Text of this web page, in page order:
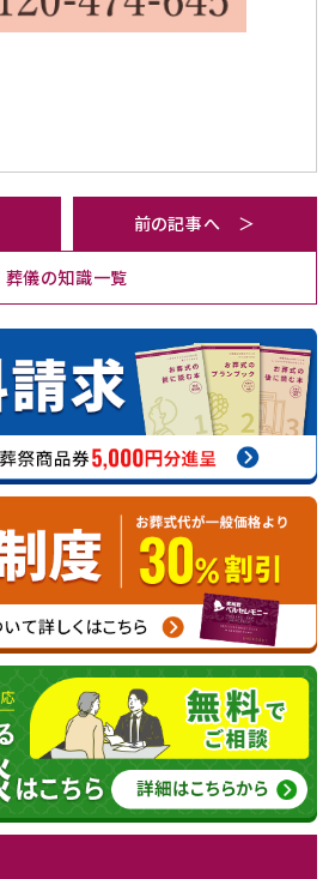
葬儀の知識一覧
前の記事へ ＞